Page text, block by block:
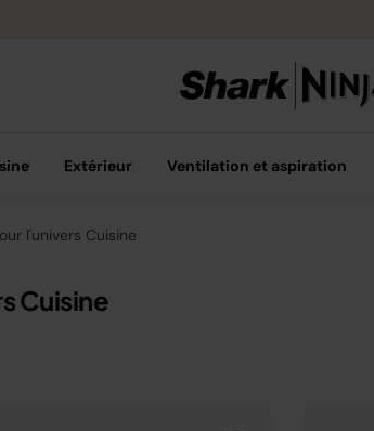
Extérieur Ventilation et aspiration
l'univers Cuisine
Cuisine